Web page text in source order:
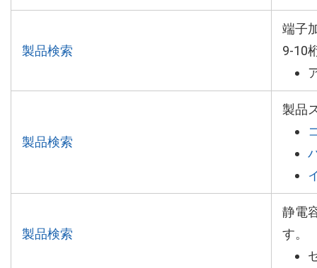
製品検索
端子
9-10
製品検索
製品
製品検索
静電
す。